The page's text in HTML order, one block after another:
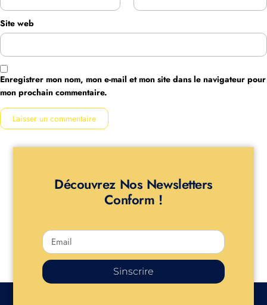
Site web
Enregistrer mon nom, mon e-mail et mon site dans le navigateur pour
mon prochain commentaire.
Découvrez Nos Newsletters
Conform !
Sinscrire